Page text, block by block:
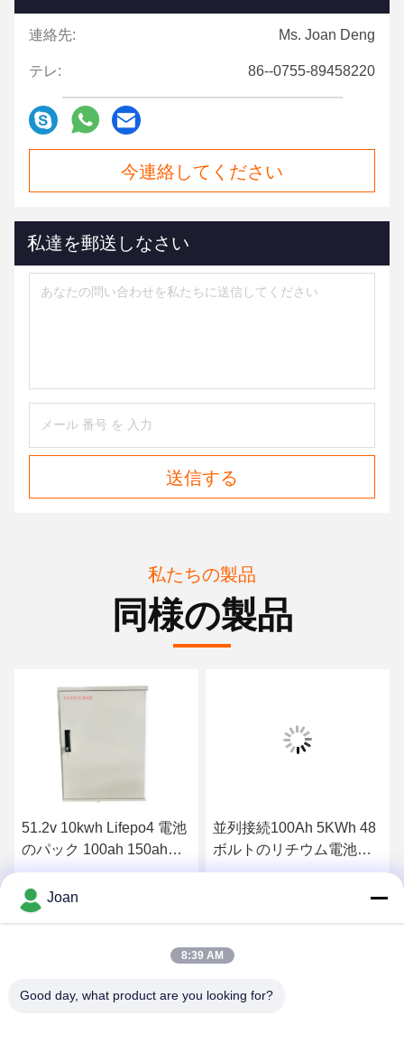
連絡先: Ms. Joan Deng
テレ: 86--0755-89458220
今連絡してください
私達を郵送しなさい
送信する
私たちの製品
同様の製品
51.2v 10kwh Lifepo4 電池
のパック 100ah 150ah
200ah 太陽貯蔵の家のリ
チウム電池
最高 の 価格 を 入手 する
並列接続100Ah 5KWh 48
ボルトのリチウム電池の
パック
最高 の 価格 を 入手 する
Joan
8:39 AM
Good day, what product are you looking for?